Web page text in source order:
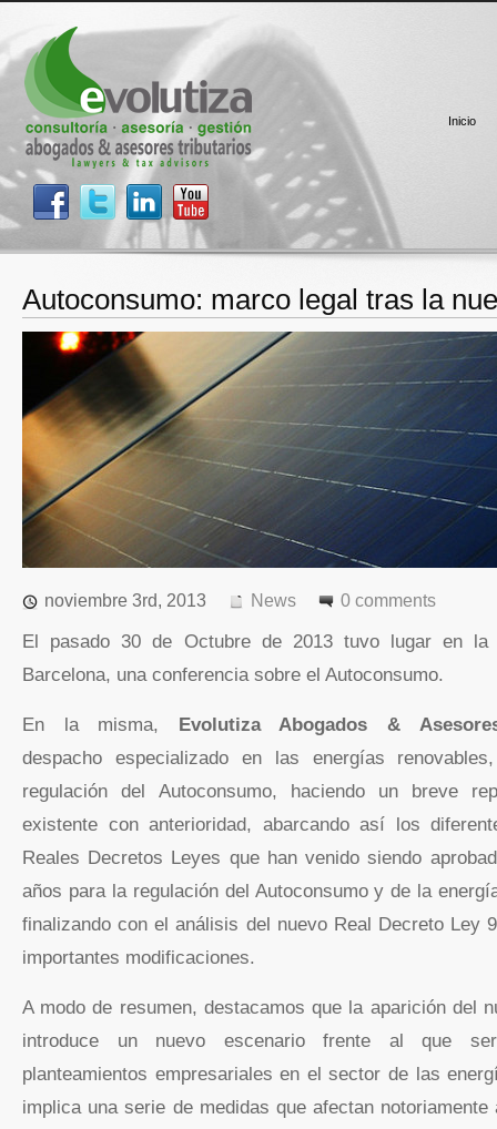
Inicio
Autoconsumo: marco legal tras la
noviembre 3rd, 2013 News 0 comments
El pasado 30 de Octubre de 2013 tuvo lugar en
Barcelona, una conferencia sobre el Autoconsumo.
En la misma, Evolutiza Abogados &
despacho especializado en las energías
regulación del Autoconsumo, haciendo un breve
existente con anterioridad, abarcando así los
Reales Decretos Leyes que han venido siendo
años para la regulación del Autoconsumo y de la
finalizando con el análisis del nuevo Real Decreto Ley
importantes modificaciones.
A modo de resumen, destacamos que la aparición del
introduce un nuevo escenario frente al que
planteamientos empresariales en el sector de las
implica una serie de medidas que afectan